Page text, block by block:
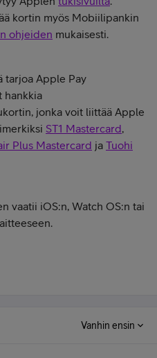
kortin myös Mobiilipankin
ohjeiden mukaisesti.
tarjoa Apple Pay
hankkia
jonka voit liittää Apple
ST1 Mastercard,
Plus Mastercard ja Tuohi
vaatii iOS:n, Watch OS:n tai
Vanhin ensin